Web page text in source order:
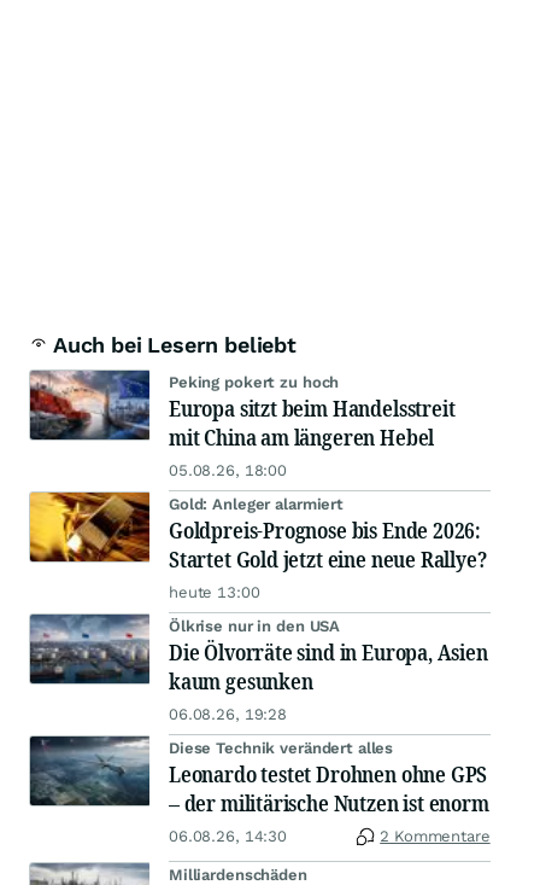
Auch bei Lesern beliebt
Peking pokert zu hoch
Europa sitzt beim Handelsstreit
mit China am längeren Hebel
05.08.26, 18:00
Gold: Anleger alarmiert
Goldpreis-Prognose bis Ende 2026:
Startet Gold jetzt eine neue Rallye?
heute 13:00
Ölkrise nur in den USA
Die Ölvorräte sind in Europa, Asien
kaum gesunken
06.08.26, 19:28
Diese Technik verändert alles
Leonardo testet Drohnen ohne GPS
– der militärische Nutzen ist enorm
06.08.26, 14:30 2 Kommentare
Milliardenschäden